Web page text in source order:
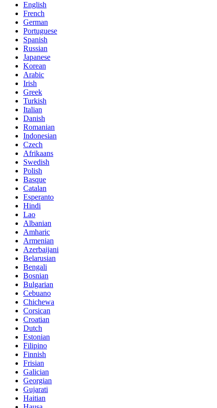
English
French
German
Portuguese
Spanish
Russian
Japanese
Korean
Arabic
Irish
Greek
Turkish
Italian
Danish
Romanian
Indonesian
Czech
Afrikaans
Swedish
Polish
Basque
Catalan
Esperanto
Hindi
Lao
Albanian
Amharic
Armenian
Azerbaijani
Belarusian
Bengali
Bosnian
Bulgarian
Cebuano
Chichewa
Corsican
Croatian
Dutch
Estonian
Filipino
Finnish
Frisian
Galician
Georgian
Gujarati
Haitian